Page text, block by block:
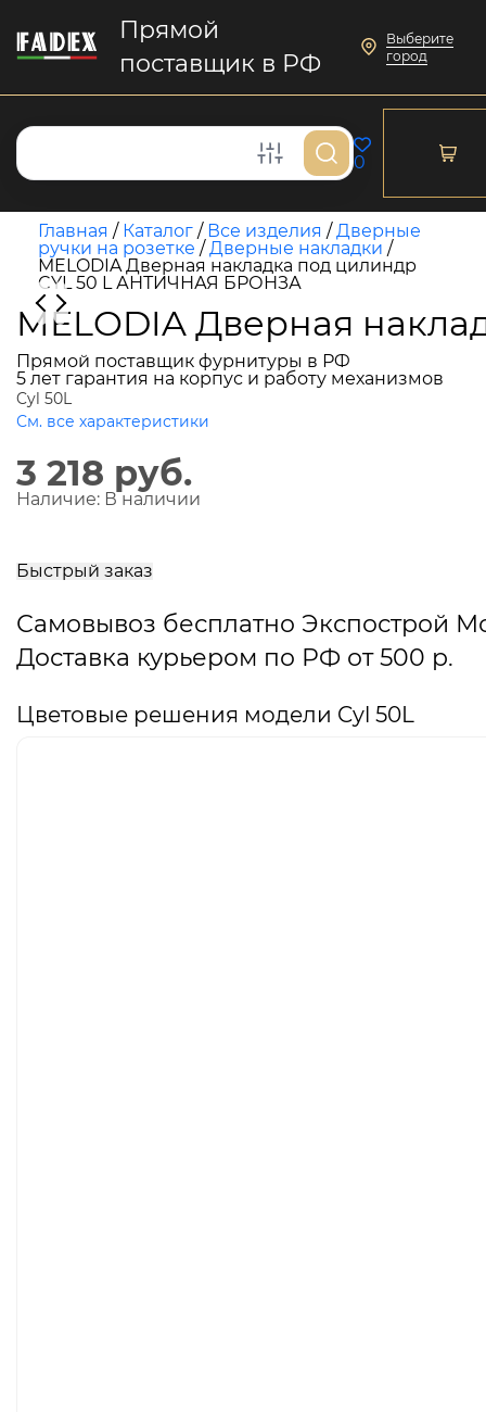
Прямой
поставщик в РФ
Выберите
город
0
Главная / Каталог / Все изделия /Дверные
ручки на розетке /Дверные накладки /
MELODIA Дверная накладка под цилиндр
CYL 50 L АНТИЧНАЯ БРОНЗА
MELODIA Дверная
Прямой поставщик фурнитуры в РФ
5 лет гарантия на корпус и работу механизмов
Cyl 50L
См. все характеристики
3 218 руб.
Наличие: В наличии
Быстрый заказ
Самовывоз бесплатно Экспострой
Доставка курьером по РФ от 500 р.
Цветовые решения модели Cyl 50L